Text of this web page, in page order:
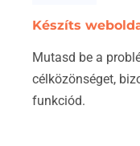
Készíts
Mutasd be a
célközönséget,
funkciód.